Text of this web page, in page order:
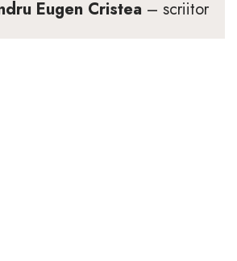
Eugen Cristea – scriitor